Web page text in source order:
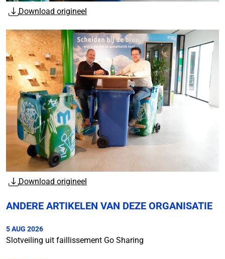
Download origineel
Download origineel
ANDERE ARTIKELEN VAN DEZE ORGANISATIE
5 AUG 2026
Slotveiling uit faillissement Go Sharing